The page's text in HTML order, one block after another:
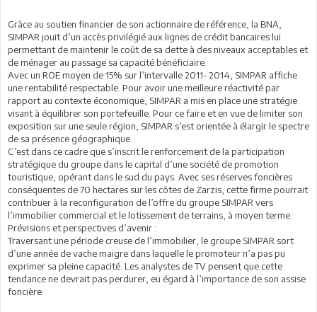
Grâce au soutien financier de son actionnaire de référence, la BNA,
SIMPAR jouit d’un accès privilégié aux lignes de crédit bancaires lui
permettant de maintenir le coût de sa dette à des niveaux acceptables et
de ménager au passage sa capacité bénéficiaire.
Avec un ROE moyen de 15% sur l’intervalle 2011- 2014, SIMPAR affiche
une rentabilité respectable. Pour avoir une meilleure réactivité par
rapport au contexte économique, SIMPAR a mis en place une stratégie
visant à équilibrer son portefeuille. Pour ce faire et en vue de limiter son
exposition sur une seule région, SIMPAR s’est orientée à élargir le spectre
de sa présence géographique.
C’est dans ce cadre que s’inscrit le renforcement de la participation
stratégique du groupe dans le capital d’une société de promotion
touristique, opérant dans le sud du pays. Avec ses réserves foncières
conséquentes de 70 hectares sur les côtes de Zarzis, cette firme pourrait
contribuer à la reconfiguration de l’offre du groupe SIMPAR vers
l’immobilier commercial et le lotissement de terrains, à moyen terme.
Prévisions et perspectives d’avenir :
Traversant une période creuse de l’immobilier, le groupe SIMPAR sort
d’une année de vache maigre dans laquelle le promoteur n’a pas pu
exprimer sa pleine capacité. Les analystes de TV pensent que cette
tendance ne devrait pas perdurer, eu égard à l’importance de son assise
foncière.